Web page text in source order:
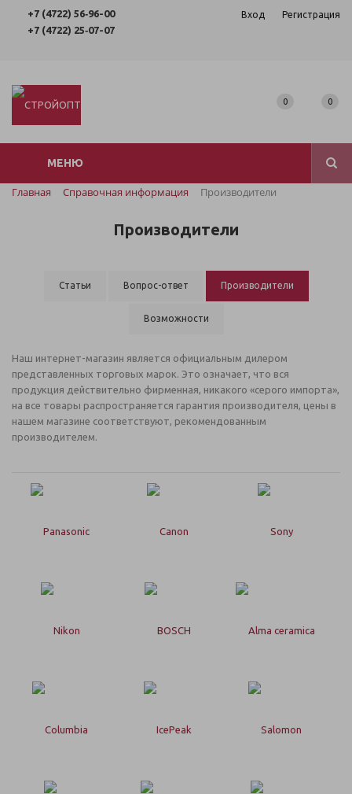
+7 (4722) 56‑96-00
+7 (4722) 25‑07-07
Вход Регистрация
МЕНЮ
0 0
Главная Справочная информация Производители
Производители
Статьи Вопрос-ответ Производители
Возможности
Наш интернет-магазин является официальным дилером
представленных торговых марок. Это означает, что вся
продукция действительно фирменная, никакого «серого импорта»,
на все товары распространяется гарантия производителя, цены в
нашем магазине соответствуют, рекомендованным
производителем.